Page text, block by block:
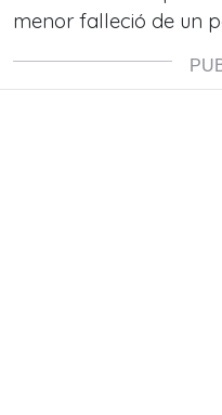
menor falleció de un